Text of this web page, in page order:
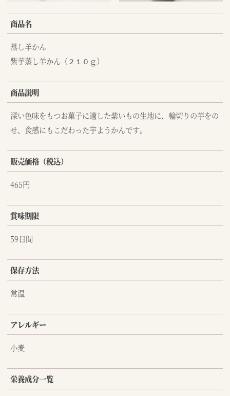
商品名
蒸し羊かん
紫芋蒸し羊かん（２１０ｇ）
商品説明
深い色味をもつお菓子に適した紫いもの生地に、輪切りの芋をの
せ、食感にもこだわった芋ようかんです。
販売価格（税込）
465円
賞味期限
59日間
保存方法
常温
アレルギー
小麦
栄養成分一覧